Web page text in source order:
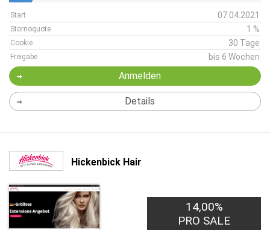
Start 07.04.2021
Stornoquote 1 %
Cookie 30 Tage
Freigabe bis 6 Wochen
Anmelden
Details
Hickenbick Hair
14,00%
PRO SALE